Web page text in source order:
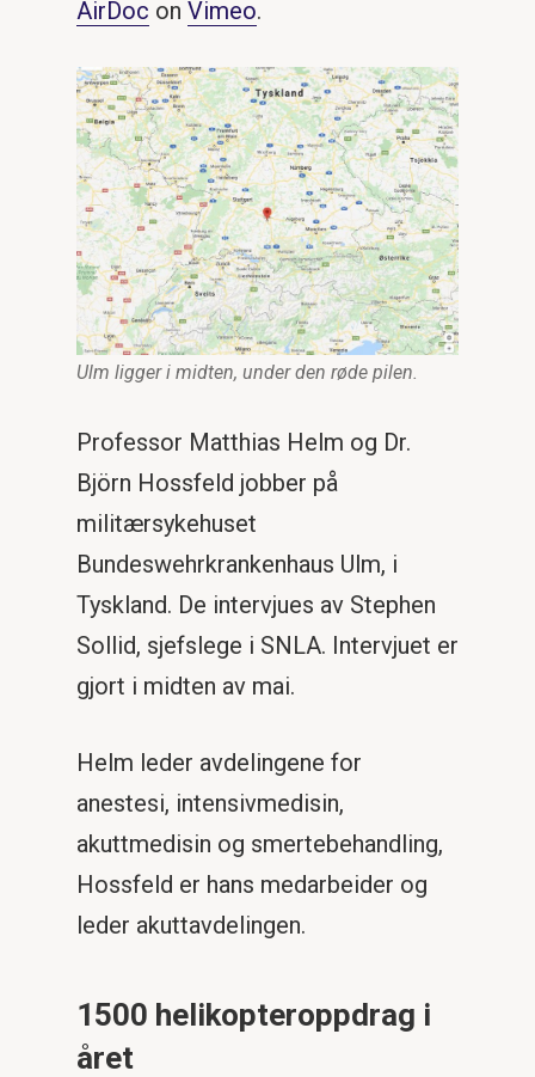
AirDoc on Vimeo.
Ulm ligger i midten, under den røde pilen.
Professor Matthias Helm og Dr.
Björn Hossfeld jobber på
militærsykehuset
Bundeswehrkrankenhaus Ulm, i
Tyskland. De intervjues av Stephen
Sollid, sjefslege i SNLA. Intervjuet er
gjort i midten av mai.
Helm leder avdelingene for
anestesi, intensivmedisin,
akuttmedisin og smertebehandling,
Hossfeld er hans medarbeider og
leder akuttavdelingen.
1500 helikopteroppdrag i
året